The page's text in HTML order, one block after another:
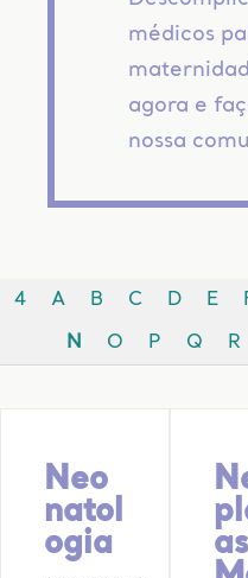
médicos
agora e
nossa
4 A B C D E
N O P Q R
Neo
natol
ogia
as